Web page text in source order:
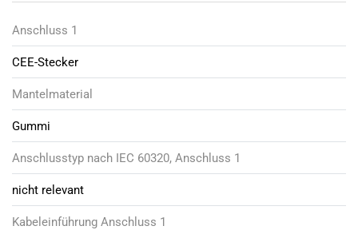
Anschluss 1
CEE-Stecker
Mantelmaterial
Gummi
Anschlusstyp nach IEC 60320, Anschluss 1
nicht relevant
Kabeleinführung Anschluss 1